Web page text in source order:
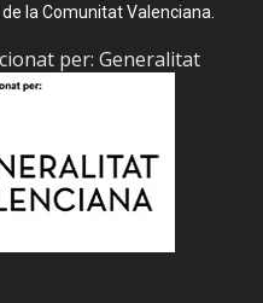
la Comunitat Valenciana.
per: Generalitat